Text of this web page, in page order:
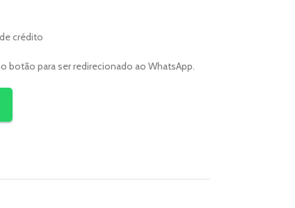
crédito
botão para ser redirecionado ao WhatsApp.